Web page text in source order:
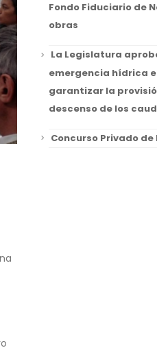
Fondo Fiduciario de
obras
La Legislatura
emergencia hídrica
garantizar la
descenso de los
Concurso Privado de